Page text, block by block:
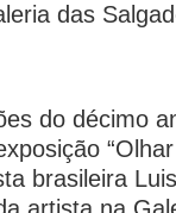
das
do décimo
brasileira